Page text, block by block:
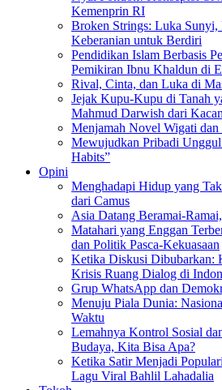
Kemenprin RI
Broken Strings: Luka Sunyi,
Keberanian untuk Berdiri
Pendidikan Islam Berbasis
Pemikiran Ibnu Khaldun di
Rival, Cinta, dan Luka di
Jejak Kupu-Kupu di Tanah
Mahmud Darwish dari
Menjamah Novel Wigati
Mewujudkan Pribadi
Habits”
Opini
Menghadapi Hidup yang
dari Camus
Asia Datang Beramai-
Matahari yang Enggan
dan Politik Pasca-Kekuasaan
Ketika Diskusi Dibubarkan:
Krisis Ruang Dialog di
Grup WhatsApp dan
Menuju Piala Dunia:
Waktu
Lemahnya Kontrol Sosial
Budaya, Kita Bisa Apa?
Ketika Satir Menjadi
Lagu Viral Bahlil Lahadalia